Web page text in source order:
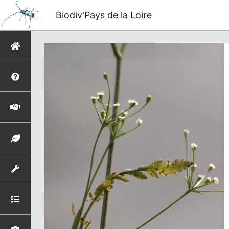
Biodiv'Pays de la Loire